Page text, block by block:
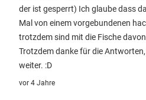
der ist gesperrt) Ich glaube dass
Mal von einem vorgebundenen
trotzdem sind mit die Fische
Trotzdem danke für die
weiter. :D
vor 4 Jahre